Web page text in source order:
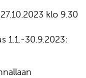
klo 9.30
1.1.-30.9.2023: